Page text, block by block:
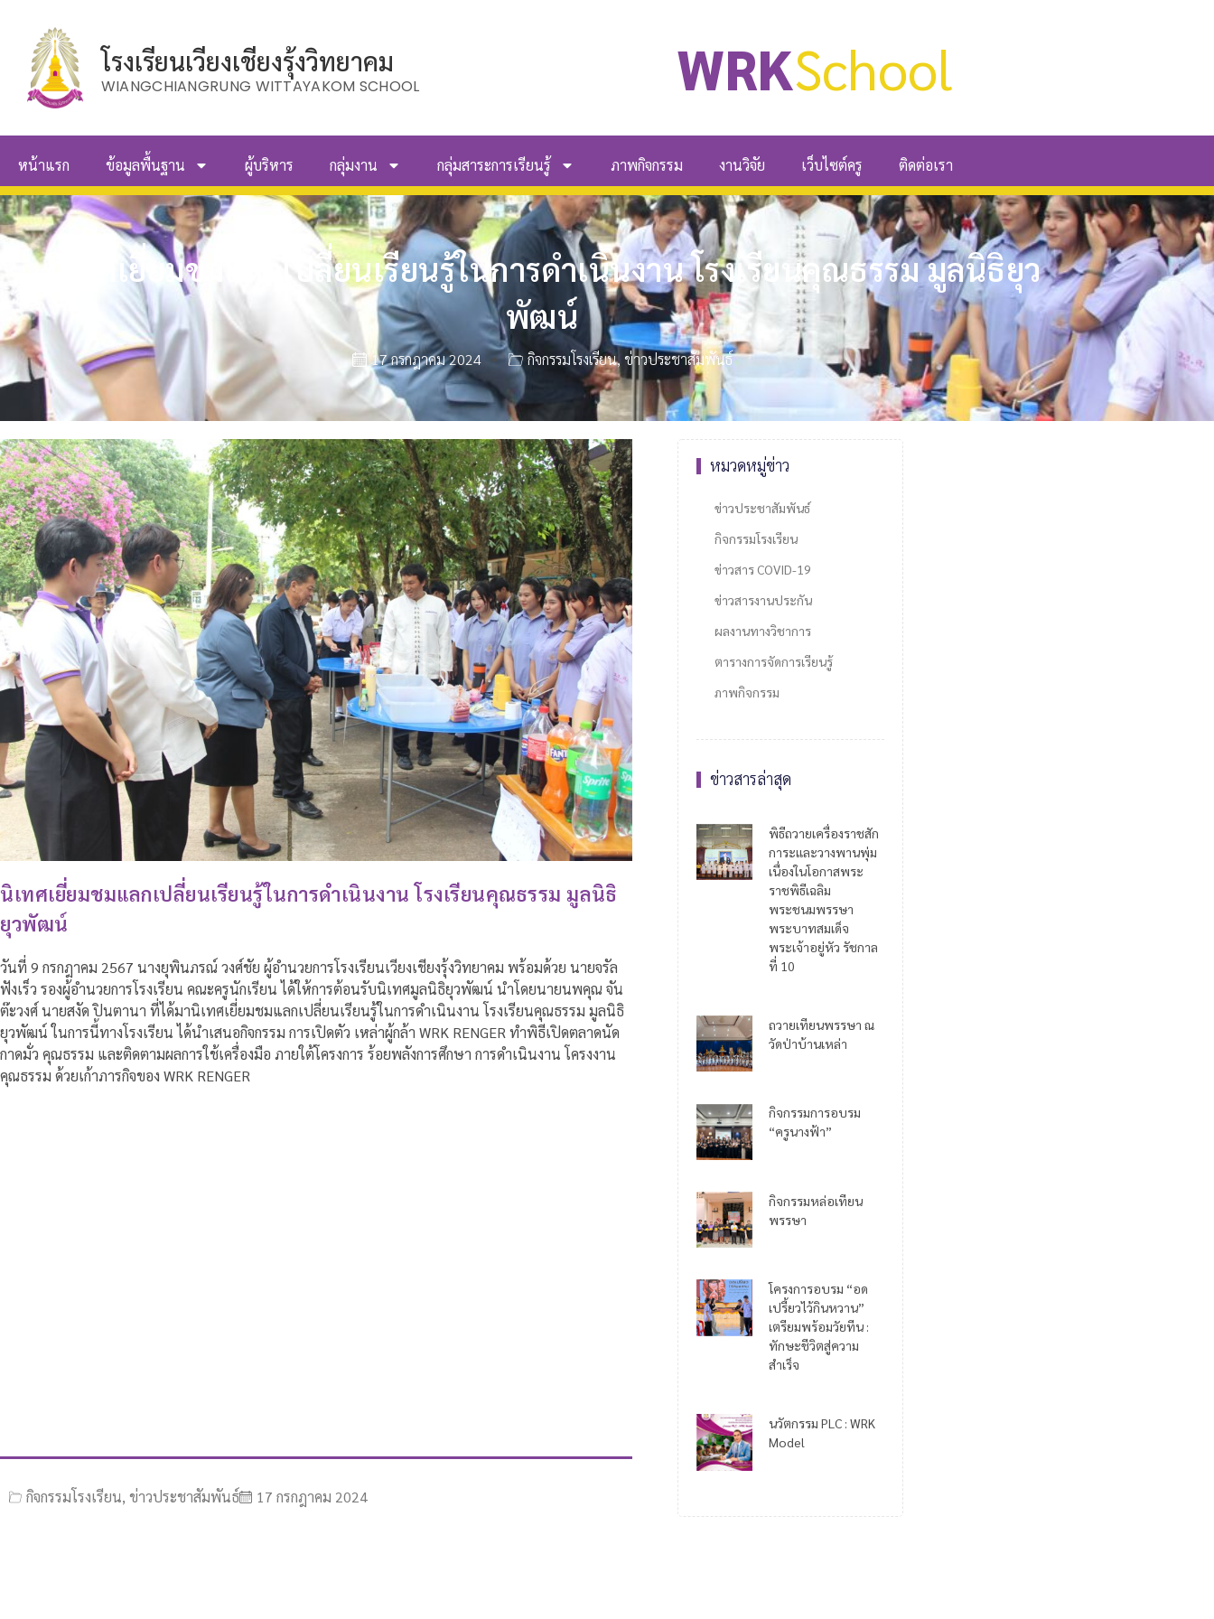
โรงเรียนเวียงเชียงรุ้งวิทยาคม
WIANGCHIANGRUNG WITTAYAKOM SCHOOL WRKSchool
หน้าแรก ข้อมูลพื้นฐาน ผู้บริหาร กลุ่มงาน กลุ่มสาระการเรียนรู้ ภาพกิจกรรม งานวิจัย เว็บไซต์ครู ติดต่อเรา
นิเทศเยี่ยมชมแลกเปลี่ยนเรียนรู้ในการดำเนินงาน โรงเรียนคุณธรรม มูลนิธิยุว
พัฒน์
17 กรกฎาคม 2024 กิจกรรมโรงเรียน, ข่าวประชาสัมพันธ์
นิเทศเยี่ยมชมแลกเปลี่ยนเรียนรู้ในการดำเนินงาน โรงเรียนคุณธรรม มูลนิธิ
ยุวพัฒน์
วันที่ 9 กรกฎาคม 2567 นางยุพินภรณ์ วงศ์ชัย ผู้อำนวยการโรงเรียนเวียงเชียงรุ้งวิทยาคม พร้อมด้วย นายจรัล
ฟังเร็ว รองผู้อำนวยการโรงเรียน คณะครูนักเรียน ได้ให้การต้อนรับนิเทศมูลนิธิยุวพัฒน์ นำโดยนายนพคุณ จัน
ต๊ะวงศ์ นายสงัด ปินตานา ที่ได้มานิเทศเยี่ยมชมแลกเปลี่ยนเรียนรู้ในการดำเนินงาน โรงเรียนคุณธรรม มูลนิธิ
ยุวพัฒน์ ในการนี้ทางโรงเรียน ได้นำเสนอกิจกรรม การเปิดตัว เหล่าผู้กล้า WRK RENGER ทำพิธีเปิดตลาดนัด
กาดมั่ว คุณธรรม และติดตามผลการใช้เครื่องมือ ภายใต้โครงการ ร้อยพลังการศึกษา การดำเนินงาน โครงงาน
คุณธรรม ด้วยเก้าภารกิจของ WRK RENGER
กิจกรรมโรงเรียน, ข่าวประชาสัมพันธ์ 17 กรกฎาคม 2024
หมวดหมู่ข่าว
ข่าวประชาสัมพันธ์
กิจกรรมโรงเรียน
ข่าวสาร COVID-19
ข่าวสารงานประกัน
ผลงานทางวิชาการ
ตารางการจัดการเรียนรู้
ภาพกิจกรรม
ข่าวสารล่าสุด
พิธีถวายเครื่องราชสัก
การะและวางพานพุ่ม
เนื่องในโอกาสพระ
ราชพิธีเฉลิม
พระชนมพรรษา
พระบาทสมเด็จ
พระเจ้าอยู่หัว รัชกาล
ที่ 10
ถวายเทียนพรรษา ณ
วัดป่าบ้านเหล่า
กิจกรรมการอบรม
“ครูนางฟ้า”
กิจกรรมหล่อเทียน
พรรษา
โครงการอบรม “อด
เปรี้ยวไว้กินหวาน”
เตรียมพร้อมวัยทีน :
ทักษะชีวิตสู่ความ
สำเร็จ
นวัตกรรม PLC : WRK
Model